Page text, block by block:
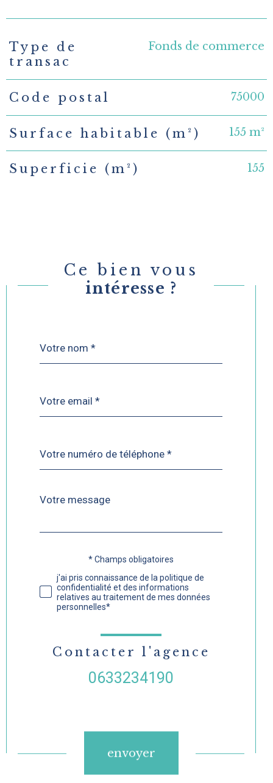
TRAD_PAMPERO_Caracteristique Valeurs
Type de
transac
Fonds de commerce
Code postal 75000
Surface habitable (m²) 155 m²
Superficie (m²) 155
Ce bien vous
intéresse ?
*
*
*
Fieldset
défaut
Message
*
Validation* Champs obligatoires
j'ai pris connaissance de la politique de
confidentialité et des informations
relatives au traitement de mes données
personnelles*
Contacter l'agence
0633234190
envoyer